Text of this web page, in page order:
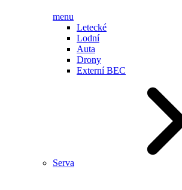
menu
Letecké
Lodní
Auta
Drony
Externí BEC
Serva